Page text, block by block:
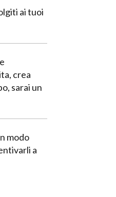
ai tuoi
crea
sarai un
modo
a